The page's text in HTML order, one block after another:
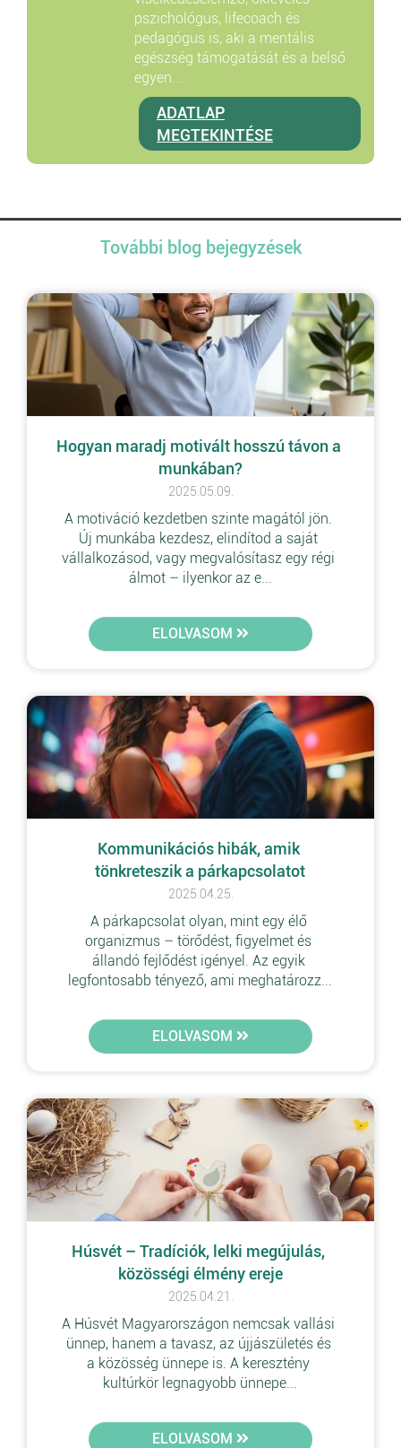
pszichológus, lifecoach és
pedagógus is, aki a mentális
egészség támogatását és a belső
egyen...
ADATLAP
MEGTEKINTÉSE
További blog bejegyzések
Hogyan maradj motivált hosszú távon a
munkában?
2025.05.09.
A motiváció kezdetben szinte magától jön.
Új munkába kezdesz, elindítod a saját
vállalkozásod, vagy megvalósítasz egy régi
álmot – ilyenkor az e...
ELOLVASOM
Kommunikációs hibák, amik
tönkreteszik a párkapcsolatot
2025.04.25.
A párkapcsolat olyan, mint egy élő
organizmus – törődést, figyelmet és
állandó fejlődést igényel. Az egyik
legfontosabb tényező, ami meghatározz...
ELOLVASOM
Húsvét – Tradíciók, lelki megújulás,
közösségi élmény ereje
2025.04.21.
A Húsvét Magyarországon nemcsak vallási
ünnep, hanem a tavasz, az újjászületés és
a közösség ünnepe is. A keresztény
kultúrkör legnagyobb ünnepe...
ELOLVASOM